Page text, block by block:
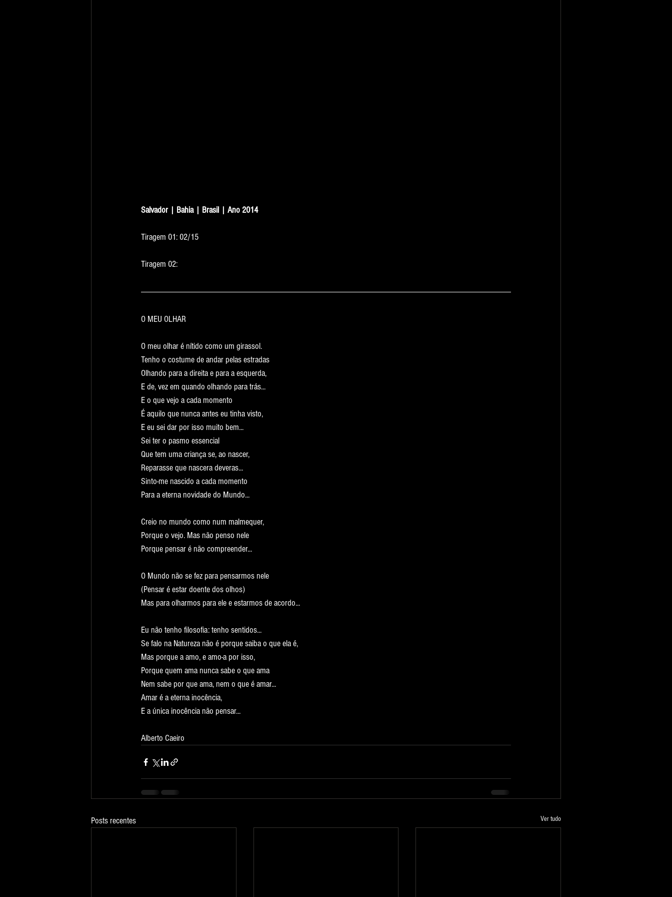
Salvador | Bahia | Brasil | Ano 2014
Tiragem 01: 02/15
Tiragem 02:
O MEU OLHAR
O meu olhar é nítido como um girassol.
Tenho o costume de andar pelas estradas
Olhando para a direita e para a esquerda,
E de, vez em quando olhando para trás...
E o que vejo a cada momento
É aquilo que nunca antes eu tinha visto,
E eu sei dar por isso muito bem...
Sei ter o pasmo essencial
Que tem uma criança se, ao nascer,
Reparasse que nascera deveras...
Sinto-me nascido a cada momento
Para a eterna novidade do Mundo...
Creio no mundo como num malmequer,
Porque o vejo. Mas não penso nele
Porque pensar é não compreender...
O Mundo não se fez para pensarmos nele
(Pensar é estar doente dos olhos)
Mas para olharmos para ele e estarmos de acordo...
Eu não tenho filosofia: tenho sentidos...
Se falo na Natureza não é porque saiba o que ela é,
Mas porque a amo, e amo-a por isso,
Porque quem ama nunca sabe o que ama
Nem sabe por que ama, nem o que é amar...
Amar é a eterna inocência,
E a única inocência não pensar...
Alberto Caeiro
Posts recentes Ver tudo